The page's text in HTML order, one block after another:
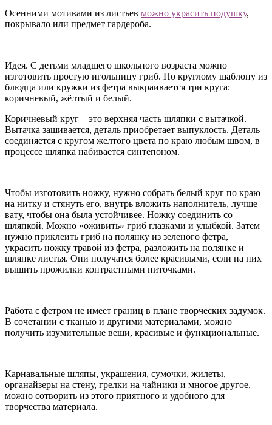
Осенними мотивами из листьев можно украсить подушку,
покрывало или предмет гардероба.
Идея. С детьми младшего школьного возраста можно
изготовить простую игольницу гриб. По круглому шаблону из
блюдца или кружки из фетра выкраивается три круга:
коричневый, жёлтый и белый.
Коричневый круг – это верхняя часть шляпки с вытачкой.
Вытачка зашивается, деталь приобретает выпуклость. Деталь
соединяется с кругом желтого цвета по краю любым швом, в
процессе шляпка набивается синтепоном.
Чтобы изготовить ножку, нужно собрать белый круг по краю
на нитку и стянуть его, внутрь вложить наполнитель, лучше
вату, чтобы она была устойчивее. Ножку соединить со
шляпкой. Можно «оживить» гриб глазками и улыбкой. Затем
нужно приклеить гриб на полянку из зеленого фетра,
украсить ножку травой из фетра, разложить на полянке и
шляпке листья. Они получатся более красивыми, если на них
вышить прожилки контрастными ниточками.
Работа с фетром не имеет границ в плане творческих задумок.
В сочетании с тканью и другими материалами, можно
получить изумительные вещи, красивые и функциональные.
Карнавальные шляпы, украшения, сумочки, жилеты,
органайзеры на стену, грелки на чайники и многое другое,
можно сотворить из этого приятного и удобного для
творчества материала.